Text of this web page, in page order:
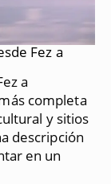
Fez a
a
completa
y sitios
descripción
en un